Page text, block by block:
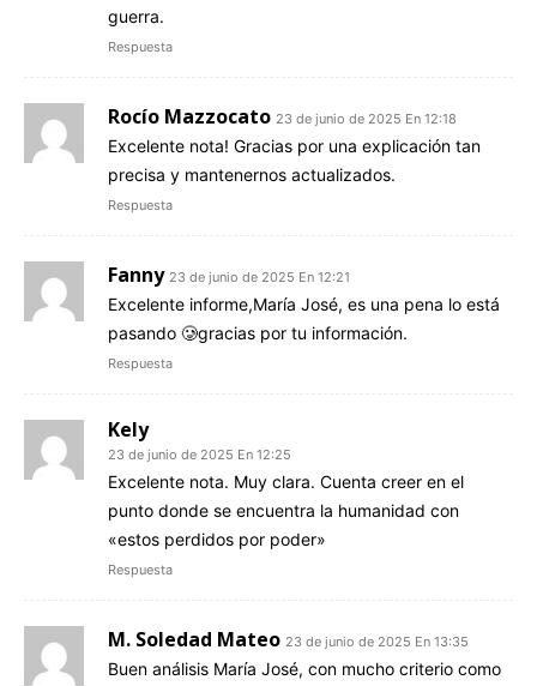
guerra.
Respuesta
Rocío Mazzocato 23 de junio de 2025 En 12:18
Excelente nota! Gracias por una explicación tan
precisa y mantenernos actualizados.
Respuesta
Fanny 23 de junio de 2025 En 12:21
Excelente informe,María José, es una pena lo está
pasando 🥲gracias por tu información.
Respuesta
Kely
23 de junio de 2025 En 12:25
Excelente nota. Muy clara. Cuenta creer en el
punto donde se encuentra la humanidad con
«estos perdidos por poder»
Respuesta
M. Soledad Mateo 23 de junio de 2025 En 13:35
Buen análisis María José, con mucho criterio como